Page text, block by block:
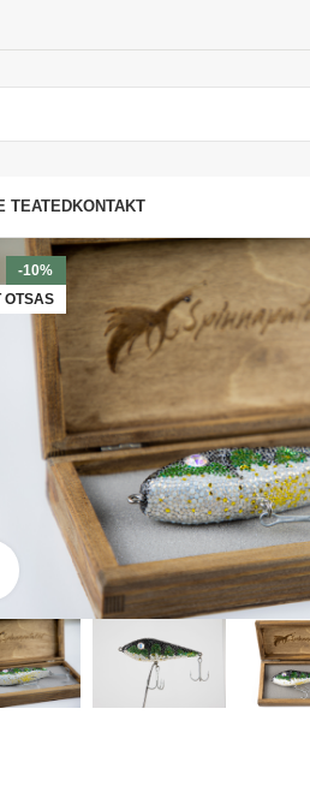
TEATEDKONTAKT
-10%
OTSAS
Suurenda